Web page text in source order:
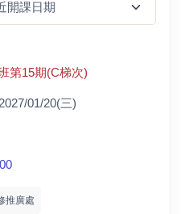
第15期(C梯次)
01/20(三)
推廣處